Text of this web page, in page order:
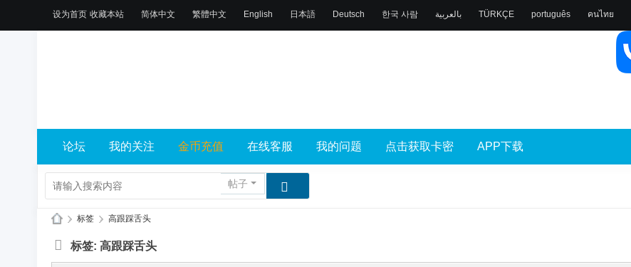
设为首页 收藏本站 简体中文 繁體中文 English 日本語 Deutsch 한국 사람 بالعربية TÜRKÇE português คนไทย
论坛 我的关注 金币充值 在线客服 我的问题 点击获取卡密 APP下载
帖子
X
L
› 标签 › 高跟踩舌头
标签: 高跟踩舌头